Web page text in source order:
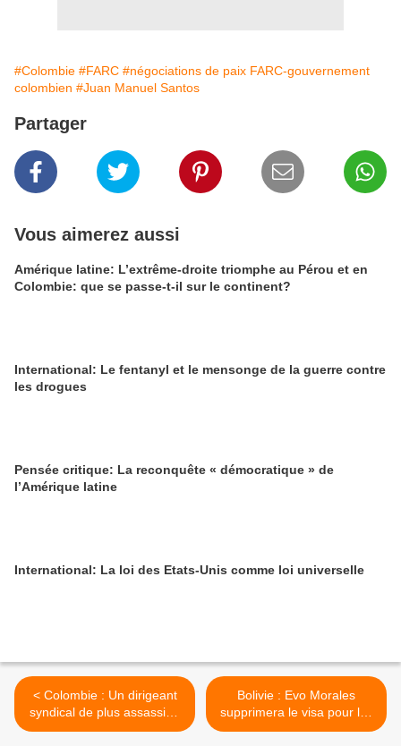
#Colombie #FARC #négociations de paix FARC-gouvernement
colombien #Juan Manuel Santos
Partager
Vous aimerez aussi
Amérique latine: L’extrême-droite triomphe au Pérou et en
Colombie: que se passe-t-il sur le continent?
International: Le fentanyl et le mensonge de la guerre contre
les drogues
Pensée critique: La reconquête « démocratique » de
l’Amérique latine
International: La loi des Etats-Unis comme loi universelle
< Colombie : Un dirigeant
syndical de plus assassiné
dans la vallée de la Cauca
Bolivie : Evo Morales
supprimera le visa pour les
Etats-uniens si Trump fait la